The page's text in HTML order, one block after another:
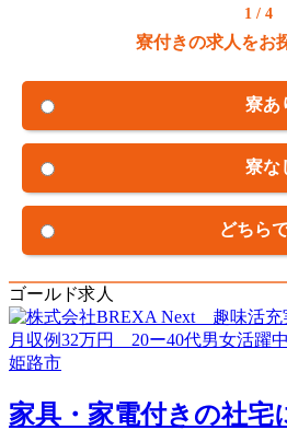
1 / 4
寮付きの求人をお
寮あ
寮な
どちら
ゴールド求人
家具・家電付きの社宅